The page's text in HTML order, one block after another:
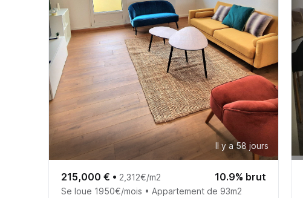
Il y a 58 jours
215,000 € • 2,312€/m2 10.9% brut
Se loue 1950€/mois • Appartement de 93m2